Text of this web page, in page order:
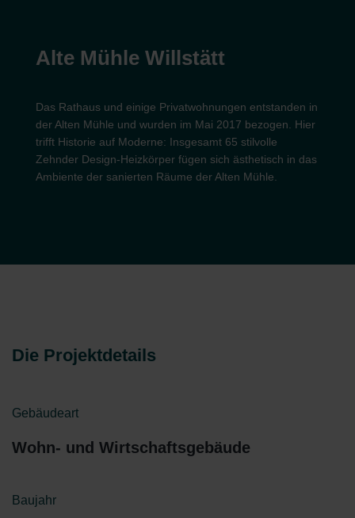
Alte Mühle Willstätt
Das Rathaus und einige Privatwohnungen entstanden in
der Alten Mühle und wurden im Mai 2017 bezogen. Hier
trifft Historie auf Moderne: Insgesamt 65 stilvolle
Zehnder Design-Heizkörper fügen sich ästhetisch in das
Ambiente der sanierten Räume der Alten Mühle.
Die Projektdetails
Gebäudeart
Wohn- und Wirtschaftsgebäude
Baujahr